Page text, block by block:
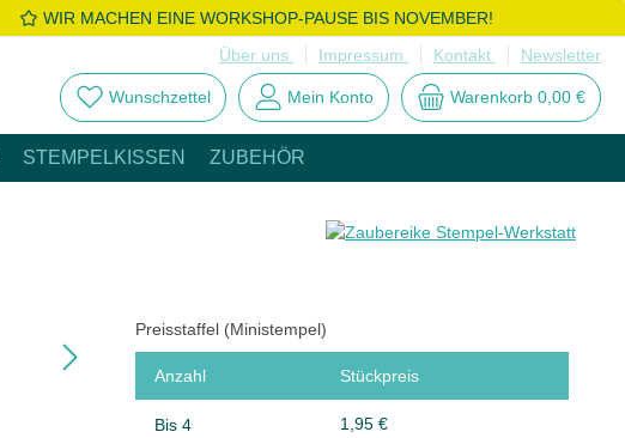
WIR MACHEN EINE WORKSHOP-PAUSE BIS NOVEMBER!
Über uns
Impressum Kontakt Newsletter
Wunschzettel Mein Konto Warenkorb 0,00 €
STEMPELKISSEN ZUBEHÖR
Preisstaffel (Ministempel)
Anzahl Stückpreis
Bis4 1,95 €